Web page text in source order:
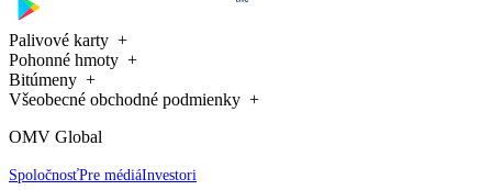
Palivové karty
Pohonné hmoty
Bitúmeny
Všeobecné obchodné podmienky
OMV Global
SpoločnosťPre médiáInvestori